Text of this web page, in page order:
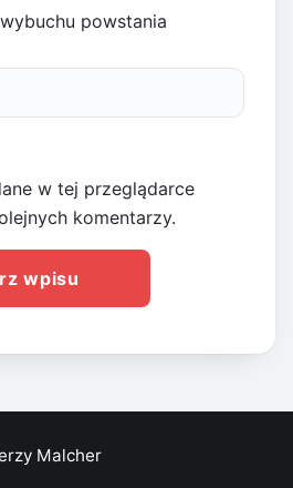
powstania
w tej przeglądarce
komentarzy.
Malcher